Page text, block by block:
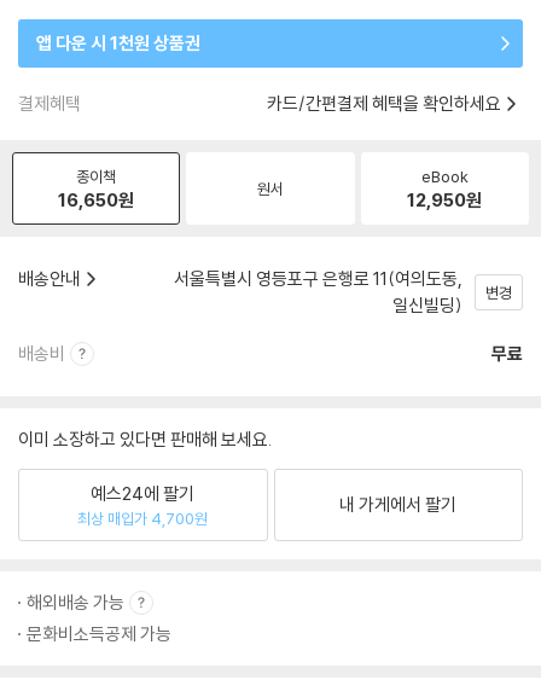
앱 다운 시 1천원 상품권
결제혜택 카드/간편결제 혜택을 확인하세요
종이책
16,650원 원서
eBook
12,950원
배송안내
서울특별시 영등포구 은행로 11(여의도동,
일신빌딩)
변경
배송비 무료
이미 소장하고 있다면 판매해 보세요.
예스24에 팔기
최상 매입가 4,700원
내 가게에서 팔기
해외배송 가능
문화비소득공제 가능